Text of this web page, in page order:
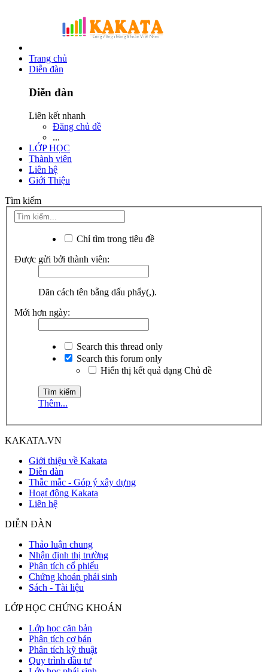
Trang chủ
Diễn đàn
Diễn đàn
Liên kết nhanh
Đăng chủ đề
...
LỚP HỌC
Thành viên
Liên hệ
Giới Thiệu
Tìm kiếm
Chỉ tìm trong tiêu đề
Được gửi bởi thành viên:
Dãn cách tên bằng dấu phẩy(,).
Mới hơn ngày:
Search this thread only
Search this forum only
Hiển thị kết quả dạng Chủ đề
Thêm...
KAKATA.VN
Giới thiệu về Kakata
Diễn đàn
Thắc mắc - Góp ý xây dựng
Hoạt động Kakata
Liên hệ
DIỄN ĐÀN
Thảo luận chung
Nhận định thị trường
Phân tích cổ phiếu
Chứng khoán phái sinh
Sách - Tài liệu
LỚP HỌC CHỨNG KHOÁN
Lớp học căn bản
Phân tích cơ bản
Phân tích kỹ thuật
Quy trình đầu tư